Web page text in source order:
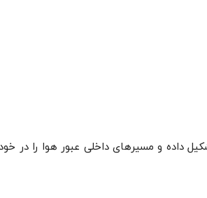
داده و مسیرهای داخلی عبور هوا را در